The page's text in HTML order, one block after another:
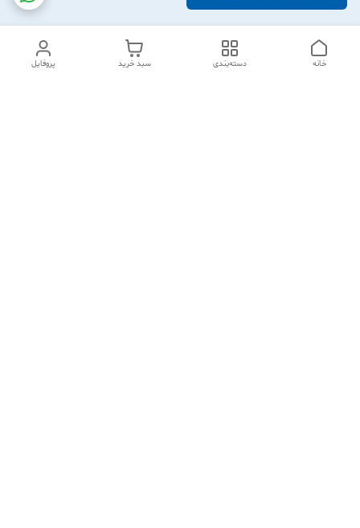
پروفایل سبد خرید دسته‌بندی خانه